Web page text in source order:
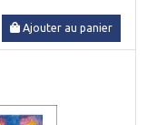
Ajouter au panier